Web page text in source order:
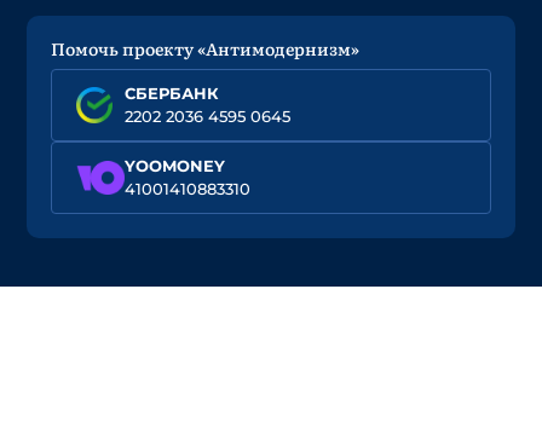
Помочь проекту «Антимодернизм»
СБЕРБАНК
2202 2036 4595 0645
YOOMONEY
41001410883310